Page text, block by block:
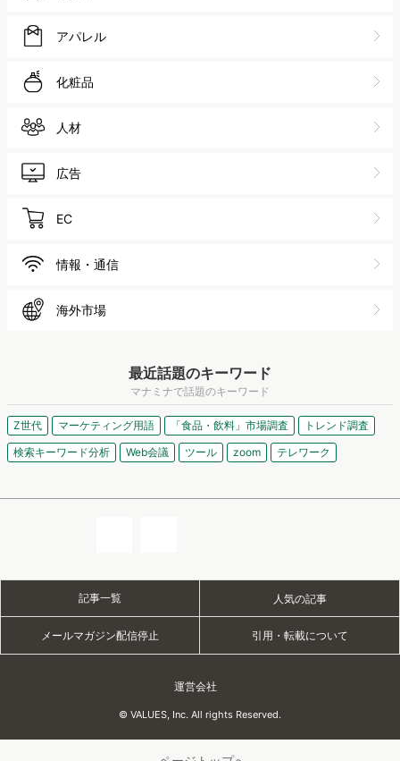
アパレル
化粧品
人材
広告
EC
情報・通信
海外市場
最近話題のキーワード
マナミナで話題のキーワード
Z世代 マーケティング用語 「食品・飲料」市場調査
トレンド調査
検索キーワード分析
Web会議 ツール zoom テレワーク
記事一覧 人気の記事
メールマガジン配信停止 引用・転載について
運営会社
© VALUES, Inc. All rights Reserved.